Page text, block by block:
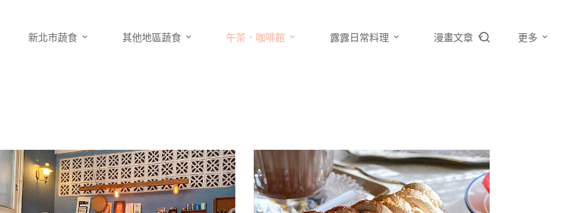
新北市蔬食 其他地區蔬食 午茶．咖啡館 露露日常料理 漫畫文章 更多